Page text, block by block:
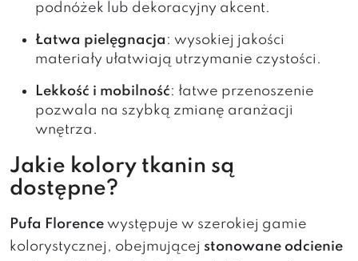
podnóżek lub dekoracyjny akcent.
Łatwa pielęgnacja : wysokiej jakości
materiały ułatwiają utrzymanie czystości.
Lekkość i mobilność: łatwe przenoszenie
pozwala na szybką zmianę aranżacji
wnętrza.
Jakie kolory tkanin są
dostępne?
Pufa Florence występuje w szerokiej gamie
kolorystycznej, obejmującej stonowane odcienie